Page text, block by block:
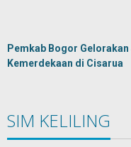
Pemkab Bogor
Kemerdekaan di Cisarua
SIM KELILING